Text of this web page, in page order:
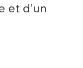
et d’un